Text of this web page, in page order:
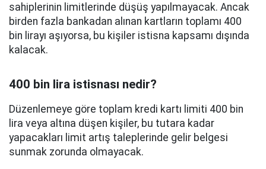
sahiplerinin limitlerinde düşüş yapılmayacak. Ancak
birden fazla bankadan alınan kartların toplamı 400
bin lirayı aşıyorsa, bu kişiler istisna kapsamı dışında
kalacak.
400 bin lira istisnası nedir?
Düzenlemeye göre toplam kredi kartı limiti 400 bin
lira veya altına düşen kişiler, bu tutara kadar
yapacakları limit artış taleplerinde gelir belgesi
sunmak zorunda olmayacak.